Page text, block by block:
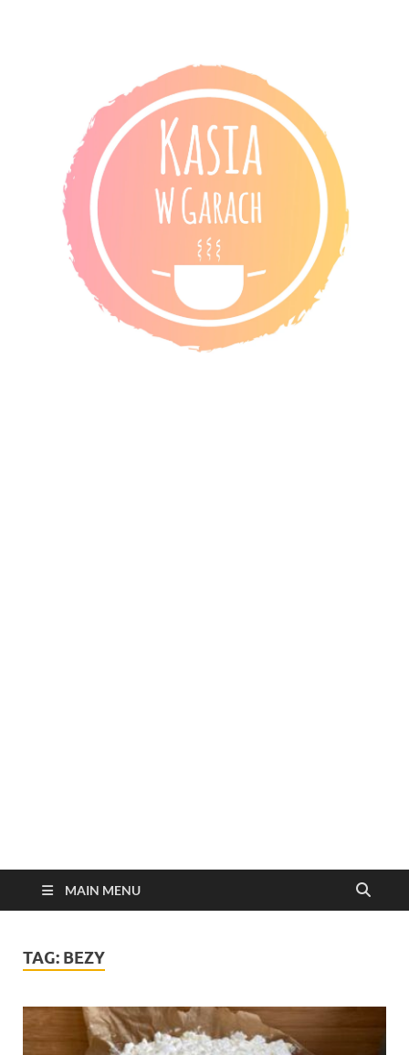
MAIN MENU
TAG: BEZY